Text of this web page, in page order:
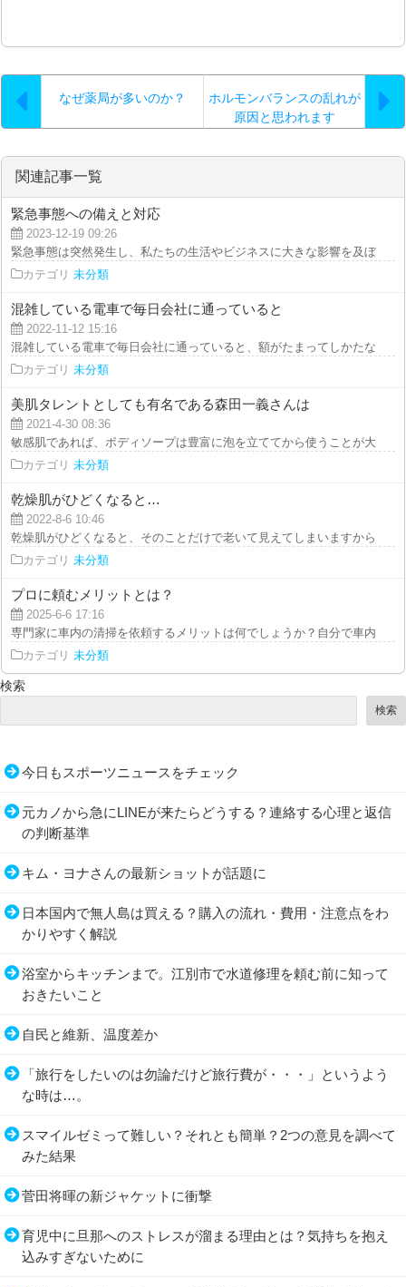
なぜ薬局が多いのか？
ホルモンバランスの乱れが
原因と思われます
関連記事一覧
緊急事態への備えと対応
2023-12-19 09:26
緊急事態は突然発生し、私たちの生活やビジネスに大きな影響を及ぼすこ
カテゴリ 未分類
混雑している電車で毎日会社に通っていると
2022-11-12 15:16
混雑している電車で毎日会社に通っていると、額がたまってしかたないで
カテゴリ 未分類
美肌タレントとしても有名である森田一義さんは
2021-4-30 08:36
敏感肌であれば、ボディソープは豊富に泡を立ててから使うことが大事で
カテゴリ 未分類
乾燥肌がひどくなると…
2022-8-6 10:46
乾燥肌がひどくなると、そのことだけで老いて見えてしまいますから、保
カテゴリ 未分類
プロに頼むメリットとは？
2025-6-6 17:16
専門家に車内の清掃を依頼するメリットは何でしょうか？自分で車内の清
カテゴリ 未分類
検索
検索
今日もスポーツニュースをチェック
元カノから急にLINEが来たらどうする？連絡する心理と返信
の判断基準
キム・ヨナさんの最新ショットが話題に
日本国内で無人島は買える？購入の流れ・費用・注意点をわ
かりやすく解説
浴室からキッチンまで。江別市で水道修理を頼む前に知って
おきたいこと
自民と維新、温度差か
「旅行をしたいのは勿論だけど旅行費が・・・」というよう
な時は…。
スマイルゼミって難しい？それとも簡単？2つの意見を調べて
みた結果
菅田将暉の新ジャケットに衝撃
育児中に旦那へのストレスが溜まる理由とは？気持ちを抱え
込みすぎないために